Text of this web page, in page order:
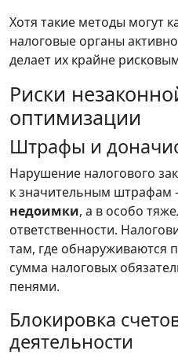
Хотя такие методы могут
налоговые органы
делает их крайне
Риски
оптимизации
Штрафы и
Нарушение налогового
к значительным штрафам -
недоимки, а в особо
ответственности.
там, где обнаруживаются
сумма налоговых
пенями.
Блокировка
деятельности